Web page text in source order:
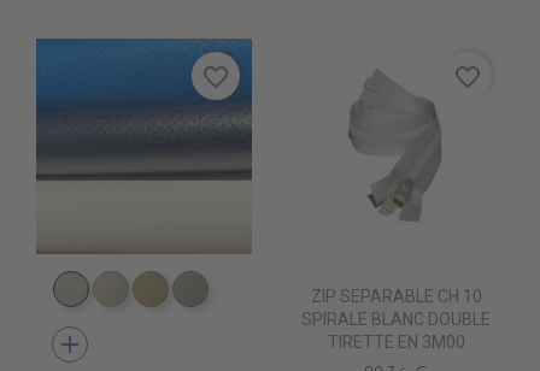
PE4410 BLANC
PE4420 CREME
PE4430 BEIGE
PE4460 SOURIS
add
favorite_border
ZIP SEPARABLE CH 10
SPIRALE BLANC DOUBLE
TIRETTE EN 3M00
favorite_border